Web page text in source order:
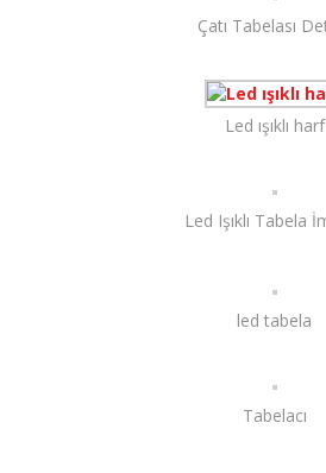
Çatı Tabelası
Led ışıklı harf
Led Işıklı Tabela
led tabela
Tabelacı